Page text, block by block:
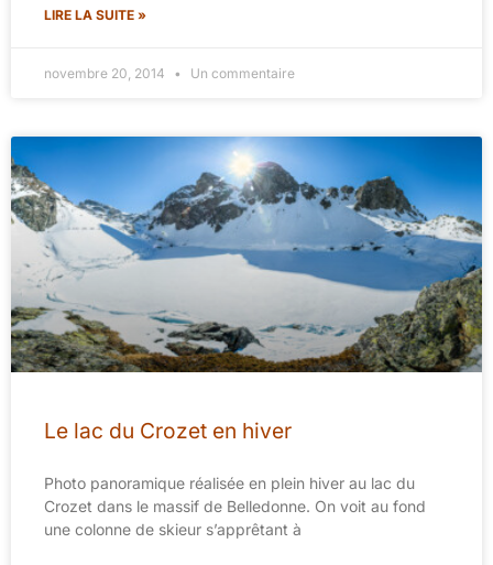
LIRE LA SUITE »
novembre 20, 2014 Un commentaire
Le lac du Crozet en hiver
Photo panoramique réalisée en plein hiver au lac du
Crozet dans le massif de Belledonne. On voit au fond
une colonne de skieur s’apprêtant à